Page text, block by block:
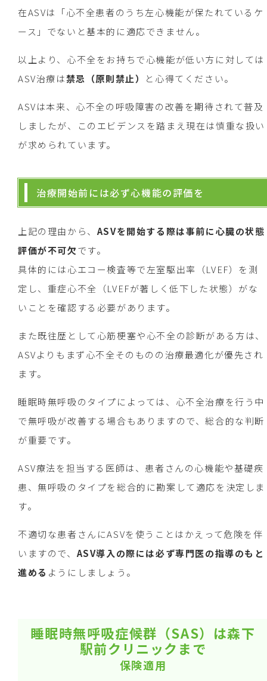
在ASVは「心不全患者のうち左心機能が保たれているケ
ース」でないと基本的に適応できません。
以上より、心不全をお持ちで心機能が低い方に対しては
ASV治療は禁忌（原則禁止） と心得てください。
ASVは本来、心不全の呼吸障害の改善を期待されて普及
しましたが、このエビデンスを踏まえ現在は慎重な扱い
が求められています。
治療開始前には必ず心機能の評価を
上記の理由から、 ASVを開始する際は事前に心臓の状態
評価が不可欠です。
具体的には心エコー検査等で左室駆出率（LVEF）を測
定し、重症心不全（LVEFが著しく低下した状態）がな
いことを確認する必要があります。
また既往歴として心筋梗塞や心不全の診断がある方は、
ASVよりもまず心不全そのものの治療最適化が優先され
ます。
睡眠時無呼吸のタイプによっては、心不全治療を行う中
で無呼吸が改善する場合もありますので、総合的な判断
が重要です。
ASV療法を担当する医師は、患者さんの心機能や基礎疾
患、無呼吸のタイプを総合的に勘案して適応を決定しま
す。
不適切な患者さんにASVを使うことはかえって危険を伴
いますので、 ASV導入の際には必ず専門医の指導のもと
進める ようにしましょう。
睡眠時無呼吸症候群（SAS）は森下
駅前クリニックまで
保険適用